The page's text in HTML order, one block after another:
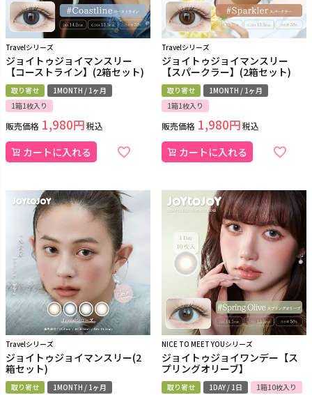
Travelシリーズ
ジョイトゥジョイマンスリー
【コーストライン】(2箱セット)
取り寄せ
1MONTH / 1ヶ月
1箱1枚入り
販売価格 1,980 税込
カートに入れる
Travelシリーズ
ジョイトゥジョイマンスリー
【スパークラー】(2箱セット)
取り寄せ
1MONTH / 1ヶ月
1箱1枚入り
販売価格 1,980 税込
カートに入れる
Travelシリーズ
ジョイトゥジョイマンスリー(2
箱セット)
取り寄せ
1MONTH / 1ヶ月
NICE TO MEET YOUシリーズ
ジョイトゥジョイワンデー【ス
プリングオリーブ】
取り寄せ 1DAY / 1日 1箱10枚入り